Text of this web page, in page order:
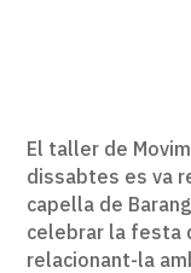
El taller de
dissabtes es va
capella de
celebrar la festa
relacionant-la